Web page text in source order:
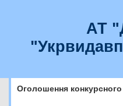
АТ
Оголошення конкурсного